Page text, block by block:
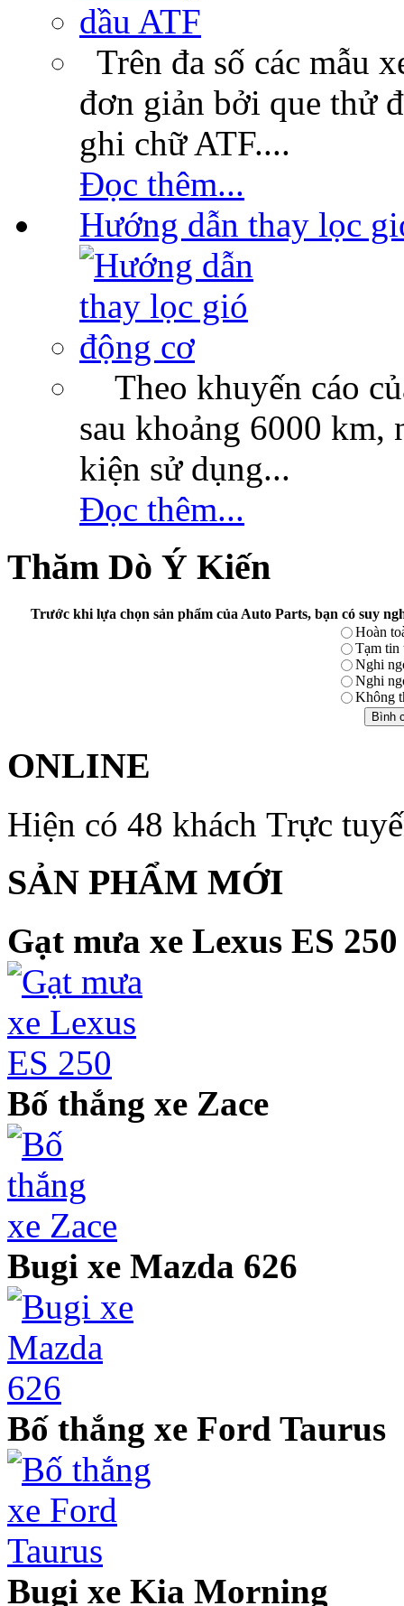
Trên đa số các mẫu
đơn giản bởi que thử
ghi chữ ATF....
Đọc thêm...
Hướng dẫn thay lọc
Theo khuyến cáo
sau khoảng 6000 km,
kiện sử dụng...
Đọc thêm...
Thăm Dò Ý Kiến
Trước khi lựa chọn sản phẩm của Auto Parts, bạn có suy
Hoàn
Tạm tin
Nghi
Nghi
Không
ONLINE
Hiện có 48 khách Trực
SẢN PHẨM MỚI
Gạt mưa xe Lexus ES 250
Bố thắng xe Zace
Bugi xe Mazda 626
Bố thắng xe Ford Taurus
Bugi xe Kia Morning